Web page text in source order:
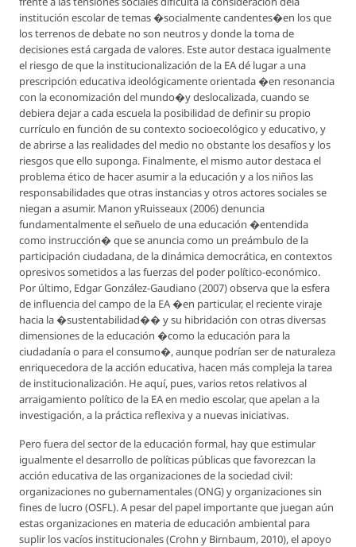
institución escolar de temas �socialmente candentes�en los que
los terrenos de debate no son neutros y donde la toma de
decisiones está cargada de valores. Este autor destaca igualmente
el riesgo de que la institucionalización de la EA dé lugar a una
prescripción educativa ideológicamente orientada �en resonancia
con la economización del mundo�y deslocalizada, cuando se
debiera dejar a cada escuela la posibilidad de definir su propio
currículo en función de su contexto socioecológico y educativo, y
de abrirse a las realidades del medio no obstante los desafíos y los
riesgos que ello suponga. Finalmente, el mismo autor destaca el
problema ético de hacer asumir a la educación y a los niños las
responsabilidades que otras instancias y otros actores sociales se
niegan a asumir. Manon yRuisseaux (2006) denuncia
fundamentalmente el señuelo de una educación �entendida
como instrucción� que se anuncia como un preámbulo de la
participación ciudadana, de la dinámica democrática, en contextos
opresivos sometidos a las fuerzas del poder político-económico.
Por último, Edgar González-Gaudiano (2007) observa que la esfera
de influencia del campo de la EA �en particular, el reciente viraje
hacia la �sustentabilidad�� y su hibridación con otras diversas
dimensiones de la educación �como la educación para la
ciudadanía o para el consumo�, aunque podrían ser de naturaleza
enriquecedora de la acción educativa, hacen más compleja la tarea
de institucionalización. He aquí, pues, varios retos relativos al
arraigamiento político de la EA en medio escolar, que apelan a la
investigación, a la práctica reflexiva y a nuevas iniciativas.
Pero fuera del sector de la educación formal, hay que estimular
igualmente el desarrollo de políticas públicas que favorezcan la
acción educativa de las organizaciones de la sociedad civil:
organizaciones no gubernamentales (ONG) y organizaciones sin
fines de lucro (OSFL). A pesar del papel importante que juegan aún
estas organizaciones en materia de educación ambiental para
suplir los vacíos institucionales (Crohn y Birnbaum, 2010), el apoyo